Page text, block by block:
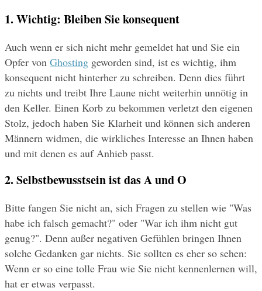
1. Wichtig: Bleiben Sie konsequent
Auch wenn er sich nicht mehr gemeldet hat und Sie ein
Opfer von Ghosting geworden sind, ist es wichtig, ihm
konsequent nicht hinterher zu schreiben. Denn dies führt
zu nichts und treibt Ihre Laune nicht weiterhin unnötig in
den Keller. Einen Korb zu bekommen verletzt den eigenen
Stolz, jedoch haben Sie Klarheit und können sich anderen
Männern widmen, die wirkliches Interesse an Ihnen haben
und mit denen es auf Anhieb passt.
2. Selbstbewusstsein ist das A und O
Bitte fangen Sie nicht an, sich Fragen zu stellen wie "Was
habe ich falsch gemacht?" oder "War ich ihm nicht gut
genug?". Denn außer negativen Gefühlen bringen Ihnen
solche Gedanken gar nichts. Sie sollten es eher so sehen:
Wenn er so eine tolle Frau wie Sie nicht kennenlernen will,
hat er etwas verpasst.